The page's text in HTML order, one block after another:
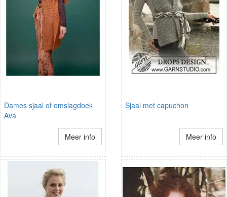
Dames sjaal of omslagdoek
Ava
Meer info
Sjaal met capuchon
Meer info